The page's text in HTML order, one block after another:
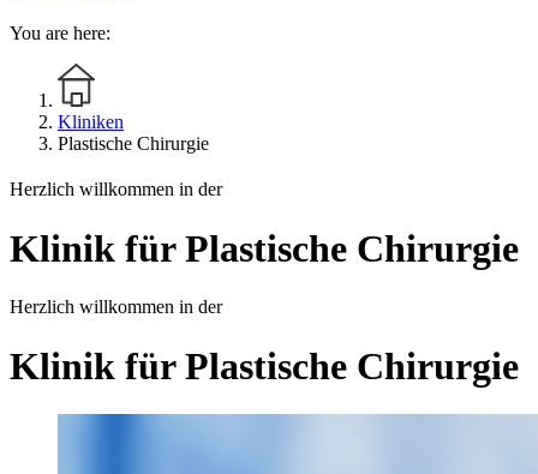
You are here:
Kliniken
Plastische Chirurgie
Herzlich willkommen in der
Klinik für Plastische Chirurgie
Herzlich willkommen in der
Klinik für Plastische Chirurgie